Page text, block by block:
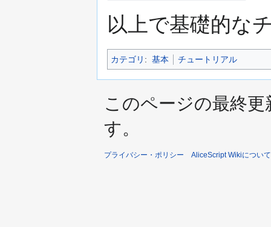
以上で基礎的な
カテゴリ : 基本 チュートリアル
このページの最終
す。
プライバシー・ポリシー AliceScript Wikiについて